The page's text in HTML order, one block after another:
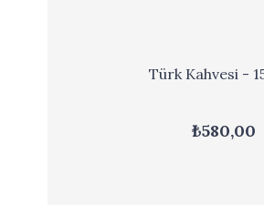
Türk Kahvesi -
₺580,00